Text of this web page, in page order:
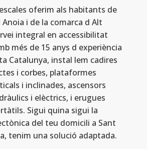
oferim als habitants de
i de la comarca d Alt
integral en accessibilitat
més de 15 anys d experiència
Catalunya, instal lem cadires
i corbes, plataformes
i inclinades, ascensors
i elèctrics, i erugues
Sigui quina sigui la
del teu domicili a Sant
tenim una solució adaptada.